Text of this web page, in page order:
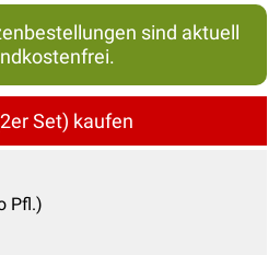
sind aktuell
Set) kaufen
Pfl.)